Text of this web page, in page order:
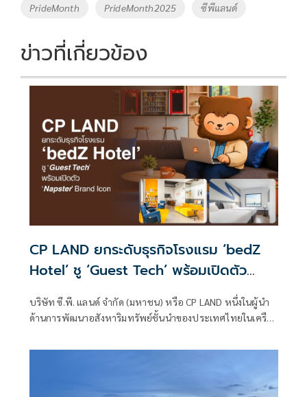
PrideMonth PrideMonth2025 ซีพีแลนด์
ข่าวที่เกี่ยวข้อง
CP LAND ยกระดับธุรกิจโรงแรม ‘bedZ
Hotel’ ชู ‘Guest Tech’ พร้อมเปิดตัว
บริษัท ซี.พี. แลนด์ จำกัด (มหาชน) หรือ CP LAND หนึ่งในผู้นำ
ด้านการพัฒนาอสังหาริมทรัพย์ชั้นนำของประเทศไทยในเครือ
Guest Tech แนวคิดการออกแบบประสบการณ์การเข้าพักที่